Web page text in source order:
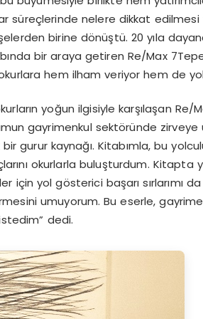
süreçlerinde nelere dikkat edilmesi
birine dönüştü. 20 yıla
bir araya getiren Re/Max
hem ilham veriyor hem de
yoğun ilgisiyle karşılaşan Re/
gayrimenkul sektöründe zirveye
gurur kaynağı. Kitabımla, bu
okurlarla buluşturdum. Kitapta
yol gösterici başarı sırlarımı da
umuyorum. Bu eserle,
dedi.